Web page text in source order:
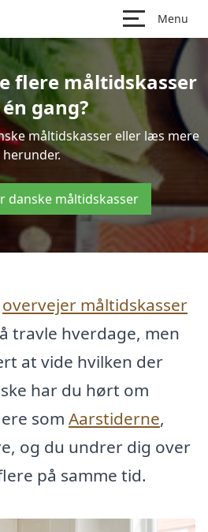
Menu
flere måltidskasser
gang?
måltidskasser eller læs mere
herunder.
danske måltidskasser
overvejer måltidskasser
travle hverdage, men
at vide hvilken der
har du hørt om
som Aarstiderne,
og du undrer dig over
på samme tid.